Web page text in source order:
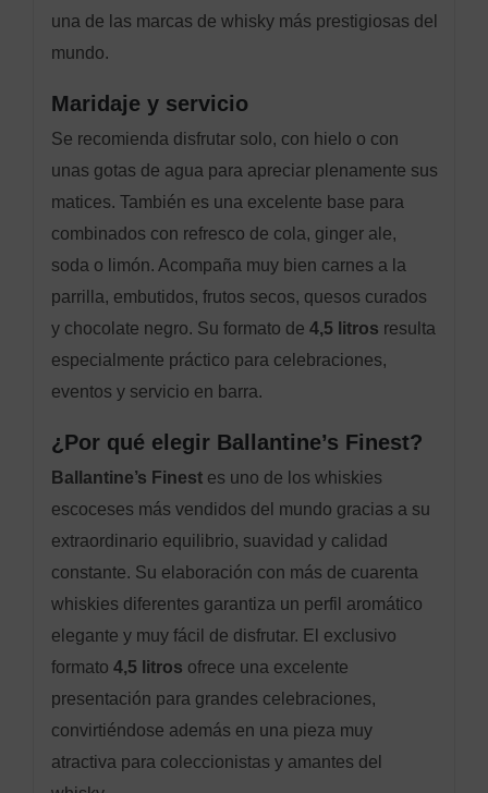
una de las marcas de whisky más prestigiosas del
mundo.
Maridaje y servicio
Se recomienda disfrutar solo, con hielo o con
unas gotas de agua para apreciar plenamente sus
matices. También es una excelente base para
combinados con refresco de cola, ginger ale,
soda o limón. Acompaña muy bien carnes a la
parrilla, embutidos, frutos secos, quesos curados
y chocolate negro. Su formato de 4,5 litros resulta
especialmente práctico para celebraciones,
eventos y servicio en barra.
¿Por qué elegir Ballantine’s Finest?
Ballantine’s Finestes uno de los whiskies
escoceses más vendidos del mundo gracias a su
extraordinario equilibrio, suavidad y calidad
constante. Su elaboración con más de cuarenta
whiskies diferentes garantiza un perfil aromático
elegante y muy fácil de disfrutar. El exclusivo
formato 4,5 litros ofrece una excelente
presentación para grandes celebraciones,
convirtiéndose además en una pieza muy
atractiva para coleccionistas y amantes del